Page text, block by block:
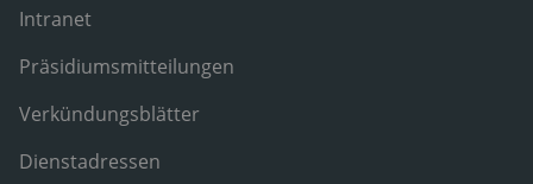
Intranet
Präsidiumsmitteilungen
Verkündungsblätter
Dienstadressen